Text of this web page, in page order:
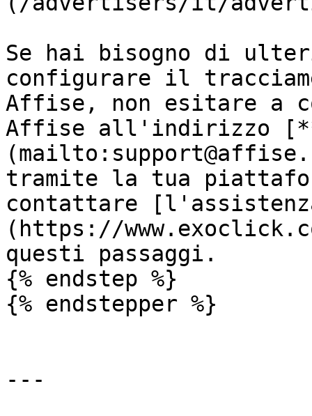
Se hai bisogno di
configurare il
Affise, non esitare a
Affise all'indirizzo
tramite la tua
contattare
(https://
questi passaggi.
{% endstep %}
{% endstepper %}
---